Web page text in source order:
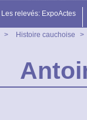
Les relevés: ExpoActes
> Histoire cauchoise >